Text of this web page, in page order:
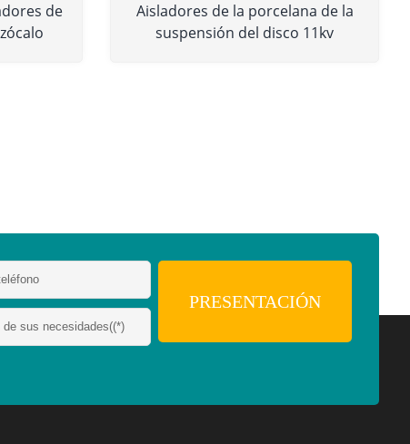
de
Aisladores de la porcelana de la
suspensión del disco 11kv